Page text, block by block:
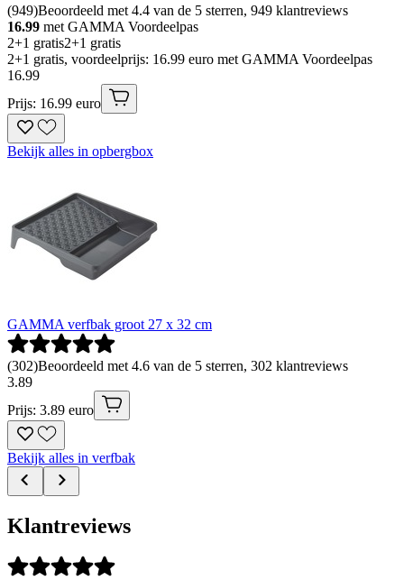
(949)Beoordeeld met 4.4 van de 5 sterren, 949 klantreviews
16.99 met GAMMA Voordeelpas
2+1 gratis2+1 gratis
2+1 gratis, voordeelprijs: 16.99 euro met GAMMA Voordeelpas
16.99
Prijs: 16.99 euro
Bekijk alles in opbergbox
GAMMA verfbak groot 27 x 32 cm
(302)Beoordeeld met 4.6 van de 5 sterren, 302 klantreviews
3.89
Prijs: 3.89 euro
Bekijk alles in verfbak
Klantreviews